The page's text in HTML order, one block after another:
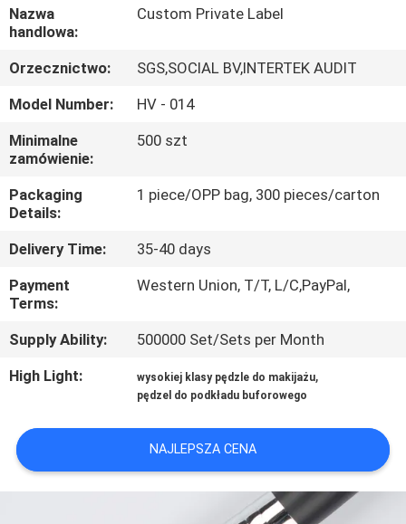
WYCIECZKA
PO
FABRYCE
KONTROLA
JAKOŚCI
SITEMAP
PRIVACY
POLICY
Nazwa
handlowa:
Custom Private Label
Orzecznictwo:
SGS,SOCIAL BV,INTERTEK AUDIT
Model Number:
HV - 014
Minimalne
zamówienie:
500 szt
Packaging
Details:
1 piece/OPP bag, 300 pieces/carton
Delivery Time:
35-40 days
Payment
Terms:
Western Union, T/T, L/C,PayPal,
Supply Ability:
500000 Set/Sets per Month
High Light:
wysokiej klasy pędzle do makijażu,
pędzel do podkładu buforowego
NAJLEPSZA CENA